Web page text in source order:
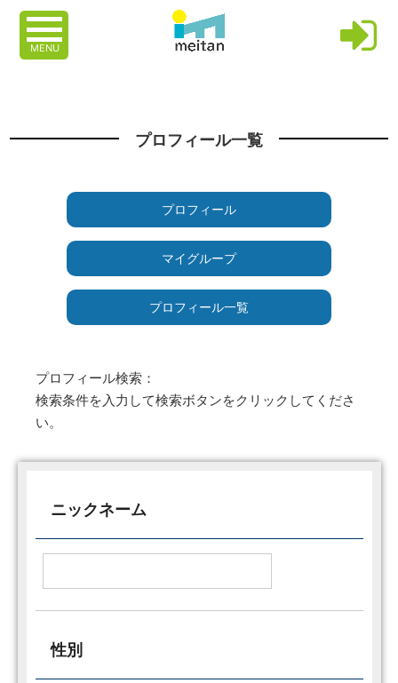
MENU
プロフィール一覧
プロフィール
マイグループ
プロフィール一覧
プロフィール検索：
検索条件を入力して検索ボタンをクリックしてくださ
い。
ニックネーム
性別